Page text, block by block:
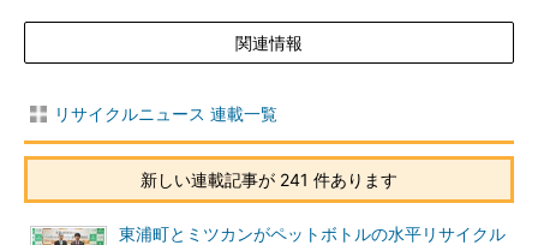
関連情報
リサイクルニュース 連載一覧
新しい連載記事が 241 件あります
東浦町とミツカンがペットボトルの水平リサイクル